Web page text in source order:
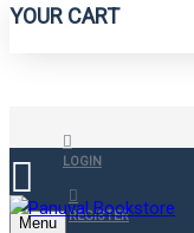
YOUR CART
LOGIN
REGISTER
Menu